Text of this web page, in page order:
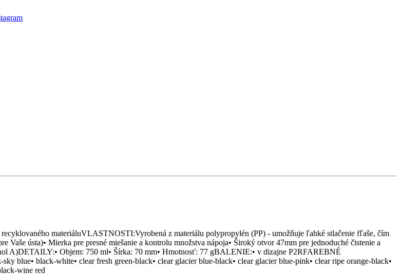
materiáluVLASTNOSTI:Vyrobená z materiálu polypropylén (PP) - umožňuje ľahké stlačenie fľaše, čím
ústa)• Mierka pre presné miešanie a kontrolu množstva nápoja• Široký otvor 47mm pre jednoduché čistenie a
A)DETAILY:• Objem: 750 ml• Šírka: 70 mm• Hmotnosť: 77 gBALENIE:• v dizajne P2RFAREBNÉ
blue• black-white• clear fresh green-black• clear glacier blue-black• clear glacier blue-pink• clear ripe orange-black•
wine red